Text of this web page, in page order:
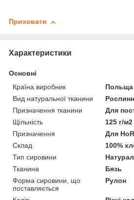
Приховати
Характеристики
Основні
Країна виробник
Польща
Вид натуральної тканини
Призначення тканини
Для
Щільність
125 г/м2
Призначення
Для
Склад
100%
Тип сировини
Тканина
Бязь
Форма сировини, що
поставляється
Рулон